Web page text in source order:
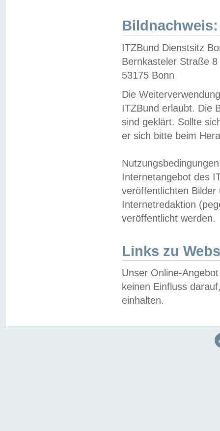
Bildnachweis:
ITZBund Dienstsitz
Bernkasteler Straße 8
53175 Bonn
Die
ITZBund erlaubt. Die
sind geklärt. Sollte
er sich bitte beim
Internetangebot des
veröffentlichten
Internetredaktion
veröffentlicht werden.
Links zu
Unser Online-
keinen Einfluss
einhalten.